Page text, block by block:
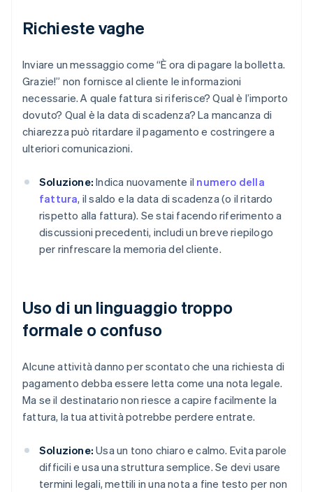
Richieste vaghe
Inviare un messaggio come “È ora di pagare la bolletta.
Grazie!” non fornisce al cliente le informazioni
necessarie. A quale fattura si riferisce? Qual è l’importo
dovuto? Qual è la data di scadenza? La mancanza di
chiarezza può ritardare il pagamento e costringere a
ulteriori comunicazioni.
Soluzione: Indica nuovamente il numero della
fattura, il saldo e la data di scadenza (o il ritardo
rispetto alla fattura). Se stai facendo riferimento a
discussioni precedenti, includi un breve riepilogo
per rinfrescare la memoria del cliente.
Uso di un linguaggio troppo
formale o confuso
Alcune attività danno per scontato che una richiesta di
pagamento debba essere letta come una nota legale.
Ma se il destinatario non riesce a capire facilmente la
fattura, la tua attività potrebbe perdere entrate.
Soluzione: Usa un tono chiaro e calmo. Evita parole
difficili e usa una struttura semplice. Se devi usare
termini legali, mettili in una nota a fine testo per non